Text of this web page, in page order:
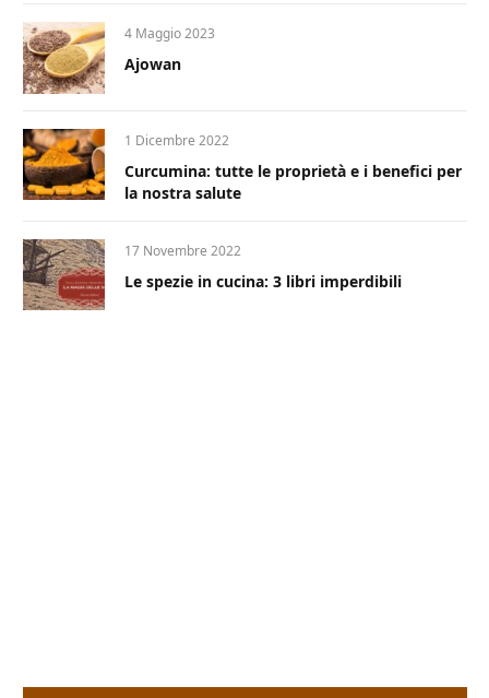
4 Maggio 2023
Ajowan
1 Dicembre 2022
Curcumina: tutte le proprietà e i benefici per
la nostra salute
17 Novembre 2022
Le spezie in cucina: 3 libri imperdibili